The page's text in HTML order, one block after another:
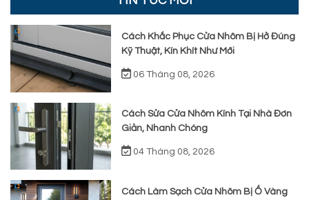
Cách Khắc Phục Cửa Nhôm Bị Hở Đúng
Kỹ Thuật, Kín Khít Như Mới
06 Tháng 08, 2026
Cách Sửa Cửa Nhôm Kính Tại Nhà Đơn
Giản, Nhanh Chóng
04 Tháng 08, 2026
Cách Làm Sạch Cửa Nhôm Bị Ố Vàng